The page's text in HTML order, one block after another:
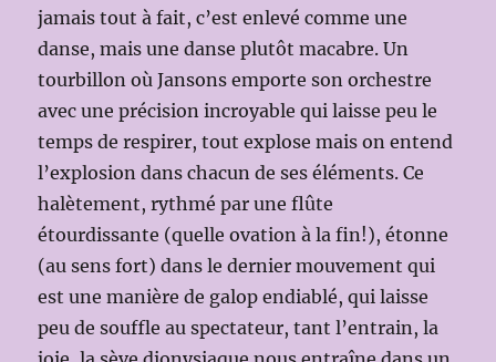
jamais tout à fait, c’est enlevé comme une
danse, mais une danse plutôt macabre. Un
tourbillon où Jansons emporte son orchestre
avec une précision incroyable qui laisse peu le
temps de respirer, tout explose mais on entend
l’explosion dans chacun de ses éléments. Ce
halètement, rythmé par une flûte
étourdissante (quelle ovation à la fin!), étonne
(au sens fort) dans le dernier mouvement qui
est une manière de galop endiablé, qui laisse
peu de souffle au spectateur, tant l’entrain, la